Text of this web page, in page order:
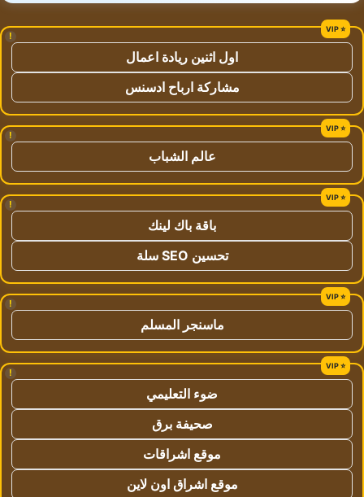
!
اول اثنين ريادة اعمال
مشاركة ارباح ادسنس
!
عالم الشباب
!
باقة باك لينك
تحسين SEO سلة
!
ماسنجر المسلم
!
ضوء التعليمي
صحيفة برق
موقع اشراقات
موقع اشراق اون لاين